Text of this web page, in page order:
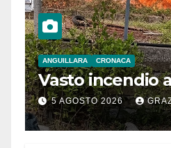
ANGUILLARA CRONACA
Vasto incendio
5 AGOSTO 2026